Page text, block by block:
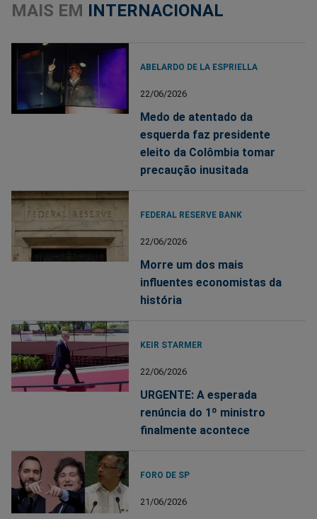
MAIS EM INTERNACIONAL
ABELARDO DE LA ESPRIELLA
22/06/2026
Medo de atentado da
esquerda faz presidente
eleito da Colômbia tomar
precaução inusitada
FEDERAL RESERVE BANK
22/06/2026
Morre um dos mais
influentes economistas da
história
KEIR STARMER
22/06/2026
URGENTE: A esperada
renúncia do 1º ministro
finalmente acontece
FORO DE SP
21/06/2026